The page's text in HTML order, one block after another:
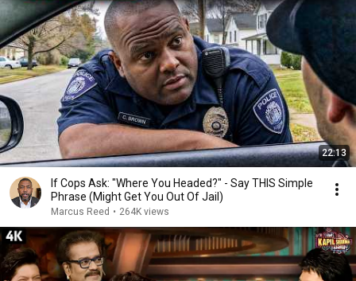
22:13
If Cops Ask: "Where You Headed?" - Say THIS Simple
Phrase (Might Get You Out Of Jail)
Marcus Reed • 264K views